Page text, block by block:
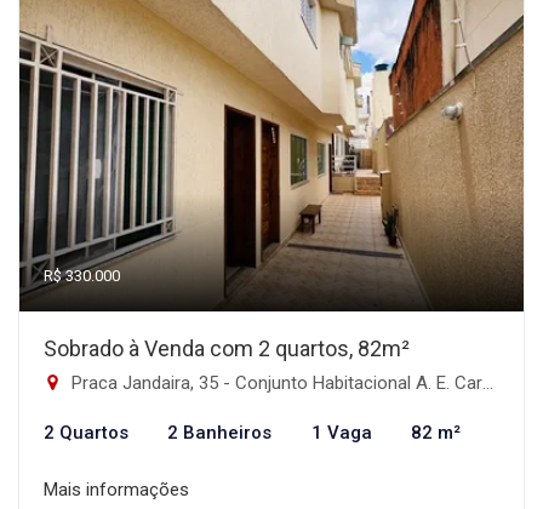
R$ 330.000
Sobrado à Venda com 2 quartos, 82m²
Praca Jandaira, 35 - Conjunto Habitacional A. E. Carvalho, São Paulo-SP
2 Quartos 2 Banheiros 1 Vaga 82 m²
Mais informações